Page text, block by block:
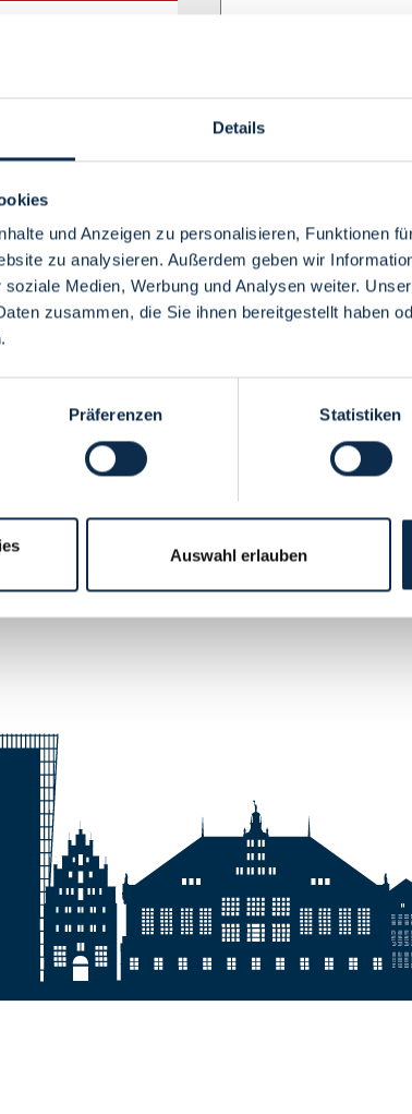
Details
und Anzeigen zu personalisieren, Funktionen
zu analysieren. Außerdem geben wir
Medien, Werbung und Analysen weiter.
zusammen, die Sie ihnen bereitgestellt haben
Präferenzen Statistiken
Auswahl erlauben
Menü